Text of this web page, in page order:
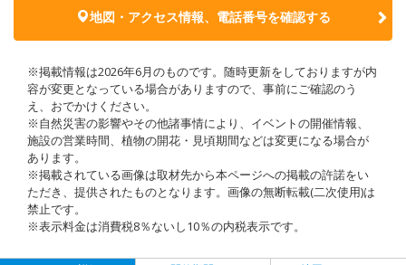
地図・アクセス情報、電話番号を確認する
※掲載情報は2026年6月のものです。随時更新をしておりますが内
容が変更となっている場合がありますので、事前にご確認のう
え、おでかけください。
※自然災害の影響やその他諸事情により、イベントの開催情報、
施設の営業時間、植物の開花・見頃期間などは変更になる場合が
あります。
※掲載されている画像は取材先から本ページへの掲載の許諾をい
ただき、提供されたものとなります。画像の無断転載(二次使用)は
禁止です。
※表示料金は消費税8％ないし10％の内税表示です。